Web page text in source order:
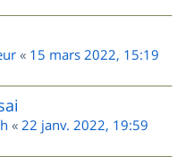
« 15 mars 2022, 15:19
« 22 janv. 2022, 19:59